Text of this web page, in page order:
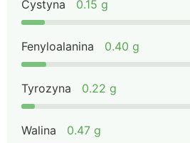
Cystyna 0.15 g
Fenyloalanina 0.40 g
Tyrozyna 0.22 g
Walina 0.47 g